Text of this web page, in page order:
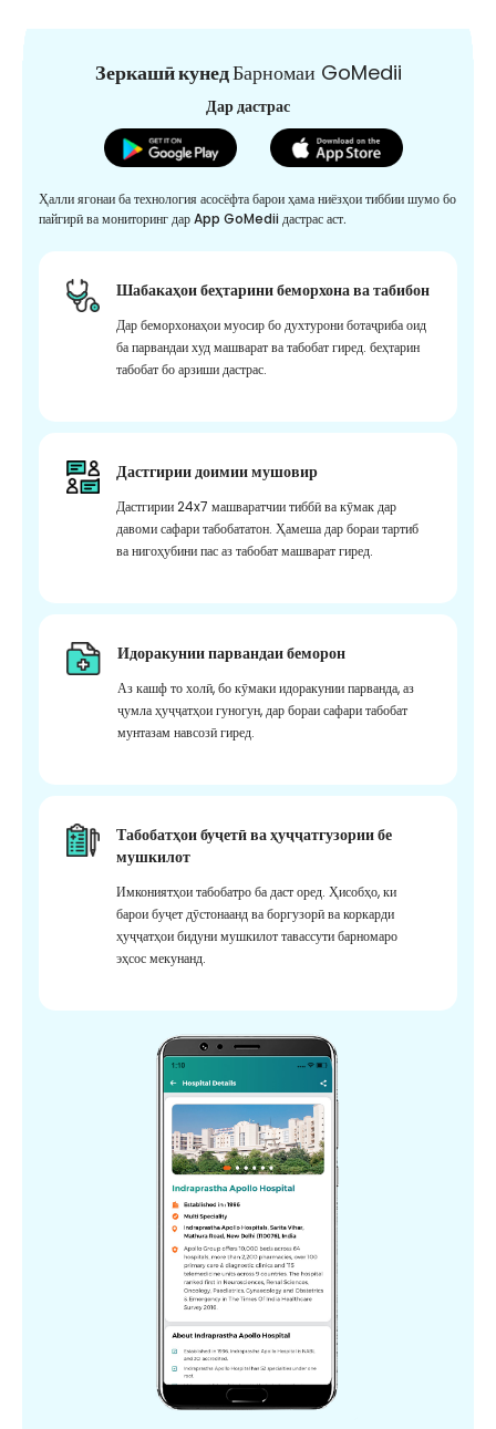
Зеркашӣ кунедБарномаи GoMedii
Дар дастрас
Ҳалли ягонаи ба технология асосёфта барои ҳама ниёзҳои тиббии шумо бо
пайгирӣ ва мониторинг дар App GoMedii дастрас аст.
Шабакаҳои беҳтарини беморхона ва табибон
Дар беморхонаҳои муосир бо духтурони ботаҷриба оид
ба парвандаи худ машварат ва табобат гиред. беҳтарин
табобат бо арзиши дастрас.
Дастгирии доимии мушовир
Дастгирии 24x7 машваратчии тиббӣ ва кӯмак дар
давоми сафари табобататон. Ҳамеша дар бораи тартиб
ва нигоҳубини пас аз табобат машварат гиред.
Идоракунии парвандаи беморон
Аз кашф то холӣ, бо кӯмаки идоракунии парванда, аз
ҷумла ҳуҷҷатҳои гуногун, дар бораи сафари табобат
мунтазам навсозӣ гиред.
Табобатҳои буҷетӣ ва ҳуҷҷатгузории бе
мушкилот
Имкониятҳои табобатро ба даст оред. Ҳисобҳо, ки
барои буҷет дӯстонаанд ва боргузорӣ ва коркарди
ҳуҷҷатҳои бидуни мушкилот тавассути барномаро
эҳсос мекунанд.